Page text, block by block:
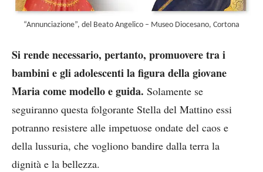
“Annunciazione”, del Beato Angelico – Museo Diocesano, Cortona
Si rende necessario, pertanto, promuovere tra i
bambini e gli adolescenti la figura della giovane
Maria come modello e guida. Solamente se
seguiranno questa folgorante Stella del Mattino essi
potranno resistere alle impetuose ondate del caos e
della lussuria, che vogliono bandire dalla terra la
dignità e la bellezza.